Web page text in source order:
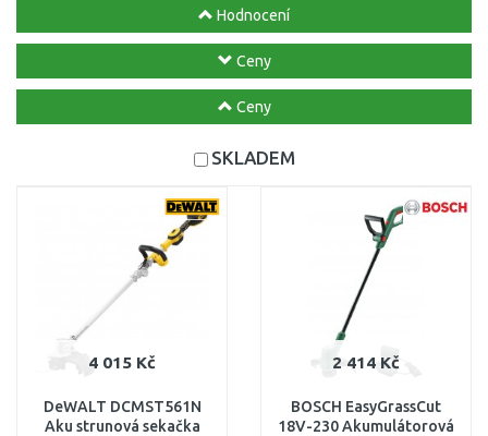
Hodnocení
Ceny
Ceny
SKLADEM
4 015 Kč
DeWALT DCMST561N
Aku strunová sekačka
2 414 Kč
BOSCH EasyGrassCut
18V-230 Akumulátorová